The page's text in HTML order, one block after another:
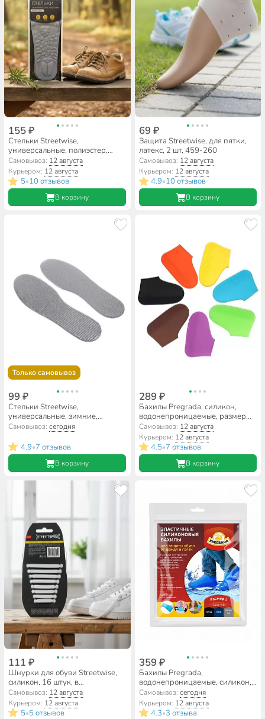
155 ₽
Стельки Streetwise,
универсальные, полиэстер,
пяточный амортизатор, 459-
226
Самовывоз: 12 августа
Курьером: 12 августа
5•10 отзывов
В корзину
69 ₽
Защита Streetwise, для пятки,
латекс, 2 шт, 459-260
Самовывоз: 12 августа
Курьером: 12 августа
4.9•10 отзывов
В корзину
Только самовывоз
99 ₽
Стельки Streetwise,
универсальные, зимние,
войлок, основание фольга, 36-
46, 459-237
Самовывоз:сегодня
4.9•7 отзывов
В корзину
289 ₽
Бахилы Pregrada, силикон,
водонепроницаемые, размер
34-39 (М), в ассортименте, SC-
09
Самовывоз: 12 августа
Курьером: 12 августа
4.5•7 отзывов
В корзину
111 ₽
Шнурки для обуви Streetwise,
силикон, 16 штук, в
ассортименте, 459-267
Самовывоз: 12 августа
Курьером: 12 августа
5•5 отзывов
359 ₽
Бахилы Pregrada,
водонепроницаемые, силикон,
размер 40-45 (L), в
ассортименте, SC-08
Самовывоз: сегодня
Курьером: 12 августа
4.3•3 отзыва